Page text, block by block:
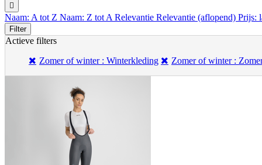

Naam: A tot Z Naam: Z tot A Relevantie Relevantie (aflopend) Prijs:
Filter
Actieve filters
Zomer of winter : Winterkleding
Zomer of winter :